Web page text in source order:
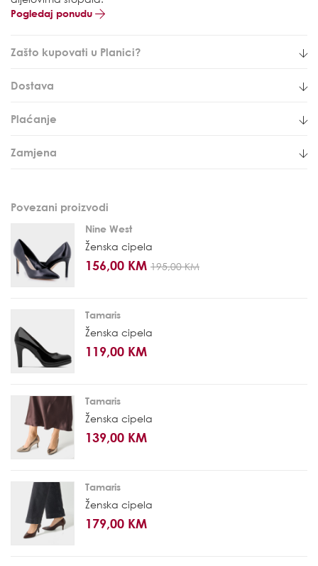
Pogledaj ponudu
Zašto kupovati u Planici?
Dostava
Plaćanje
Zamjena
Povezani proizvodi
Nine West
Ženska cipela
156,00 KM 195,00 KM
Tamaris
Ženska cipela
119,00 KM
Tamaris
Ženska cipela
139,00 KM
Tamaris
Ženska cipela
179,00 KM